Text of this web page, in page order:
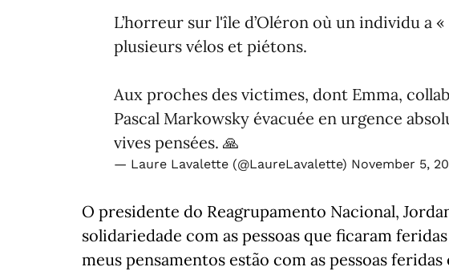
L’horreur sur l'île d’Oléron où un individu a
plusieurs vélos et piétons.
Aux proches des victimes, dont Emma,
Pascal Markowsky évacuée en urgence
vives pensées. 🙏
— Laure Lavalette (@LaureLavalette) November 5,
O presidente do Reagrupamento Nacional,
solidariedade com as pessoas que ficaram
meus pensamentos estão com as pessoas